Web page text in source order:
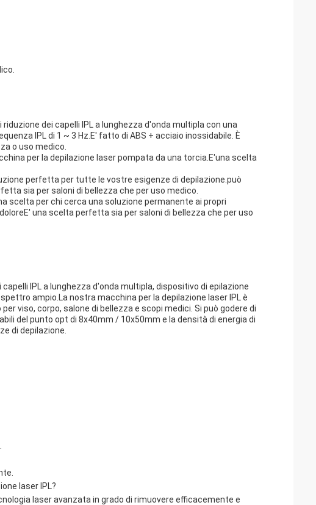
dei capelli IPL a lunghezza d'onda multipla con una
IPL di 1 ~ 3 Hz.E' fatto di ABS + acciaio inossidabile. È
o uso medico.
per la depilazione laser pompata da una torcia.E'una scelta
perfetta per tutte le vostre esigenze di depilazione.può
sia per saloni di bellezza che per uso medico.
scelta per chi cerca una soluzione permanente ai propri
una scelta perfetta sia per saloni di bellezza che per uso
IPL a lunghezza d'onda multipla, dispositivo di epilazione
ampio.La nostra macchina per la depilazione laser IPL è
viso, corpo, salone di bellezza e scopi medici. Si può godere di
del punto opt di 8x40mm / 10x50mm e la densità di energia di
di depilazione.
laser IPL?
laser avanzata in grado di rimuovere efficacemente e